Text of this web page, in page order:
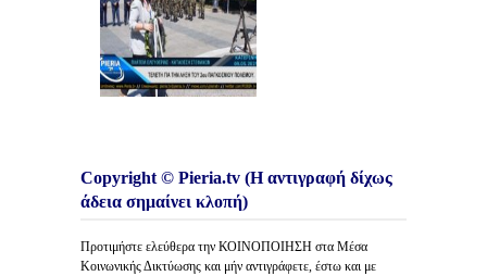
Copyright © Pieria.tv (Η αντιγραφή δίχως
άδεια σημαίνει κλοπή)
Προτιμήστε ελεύθερα την ΚΟΙΝΟΠΟΙΗΣΗ στα Μέσα
Κοινωνικής Δικτύωσης και μήν αντιγράφετε, έστω και με